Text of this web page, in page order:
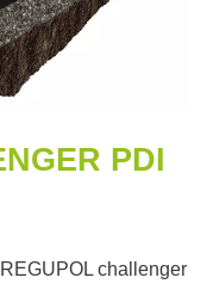
PDI
challenger